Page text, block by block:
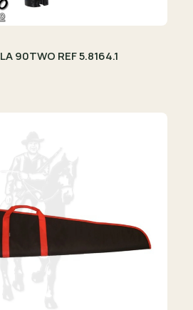
90TWO REF 5.8164.1